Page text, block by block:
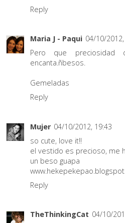
Reply
Maria J - Paqui 04/10/
Pero que
encanta.ñbesos.
Gemeladas
Reply
Mujer 04/10/2012, 19:43
so cute, love it!!
el vestido es precioso, me
un beso guapa
Reply
TheThinkingCat 04/10/